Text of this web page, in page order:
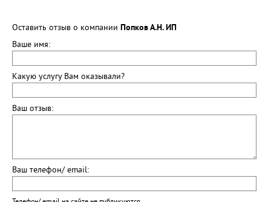
Оставить отзыв о компании Попков А.Н. ИП
Ваше имя:
Какую услугу Вам оказывали?
Ваш отзыв:
Ваш телефон/ email: